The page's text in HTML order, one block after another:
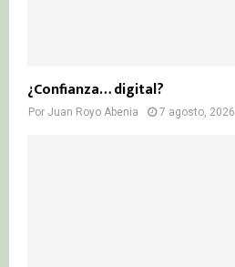
¿Confianza… digital?
Por Juan Royo Abenia 7 agosto, 2026